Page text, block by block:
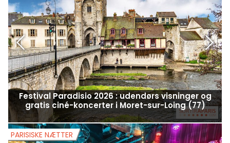
Festival Paradisio 2026 : udendørs visninger og
gratis ciné-koncerter i Moret-sur-Loing (77)
PARISISKE NÆTTER